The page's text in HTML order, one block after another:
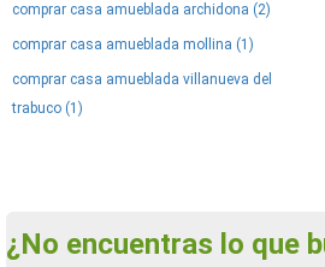
comprar casa amueblada archidona (2)
comprar casa amueblada mollina (1)
comprar casa amueblada villanueva del
trabuco (1)
¿No encuentras lo que